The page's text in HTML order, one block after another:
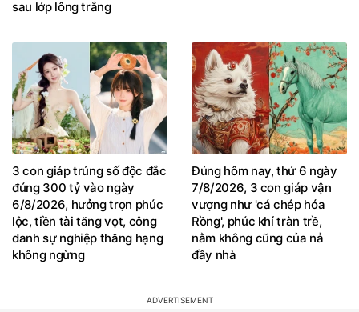
3 con giáp trúng số độc đắc
đúng 300 tỷ vào ngày
6/8/2026, hưởng trọn phúc
lộc, tiền tài tăng vọt, công
danh sự nghiệp thăng hạng
không ngừng
Đúng hôm nay, thứ 6 ngày
7/8/2026, 3 con giáp vận
vượng như 'cá chép hóa
Rồng', phúc khí tràn trề,
nằm không cũng của nả
đầy nhà